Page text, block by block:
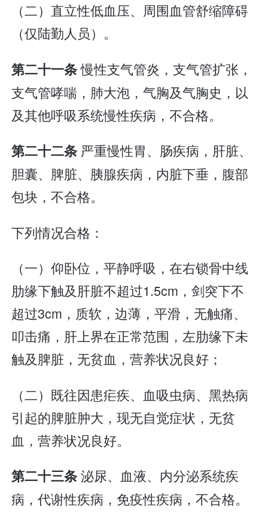
（二）直立性低血压、周围血管舒缩障碍
（仅陆勤人员）。
第二十一条慢性支气管炎，支气管扩张，
支气管哮喘，肺大泡，气胸及气胸史，以
及其他呼吸系统慢性疾病，不合格。
第二十二条 严重慢性胃、肠疾病，肝脏、
胆囊、脾脏、胰腺疾病，内脏下垂，腹部
包块，不合格。
下列情况合格：
（一）仰卧位，平静呼吸，在右锁骨中线
肋缘下触及肝脏不超过1.5cm，剑突下不
超过3cm，质软，边薄，平滑，无触痛、
叩击痛，肝上界在正常范围，左肋缘下未
触及脾脏，无贫血，营养状况良好；
（二）既往因患疟疾、血吸虫病、黑热病
引起的脾脏肿大，现无自觉症状，无贫
血，营养状况良好。
第二十三条泌尿、血液、内分泌系统疾
病，代谢性疾病，免疫性疾病，不合格。